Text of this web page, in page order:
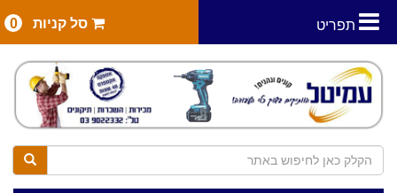
תפריט סל קניות 0